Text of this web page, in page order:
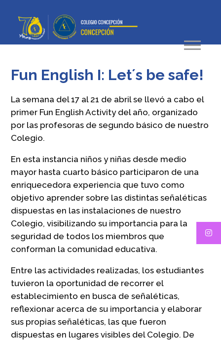
Fun English I: Let´s be safe!
La semana del 17 al 21 de abril se llevó a cabo el
primer Fun English Activity del año, organizado
por las profesoras de segundo básico de nuestro
Colegio.
En esta instancia niños y niñas desde medio
mayor hasta cuarto básico participaron de una
enriquecedora experiencia que tuvo como
objetivo aprender sobre las distintas señaléticas
dispuestas en las instalaciones de nuestro
Colegio, visibilizando su importancia para la
seguridad de todos los miembros que
conforman la comunidad educativa.
Entre las actividades realizadas, los estudiantes
tuvieron la oportunidad de recorrer el
establecimiento en busca de señaléticas,
reflexionar acerca de su importancia y elaborar
sus propias señaléticas, las que fueron
dispuestas en lugares visibles del Colegio. De